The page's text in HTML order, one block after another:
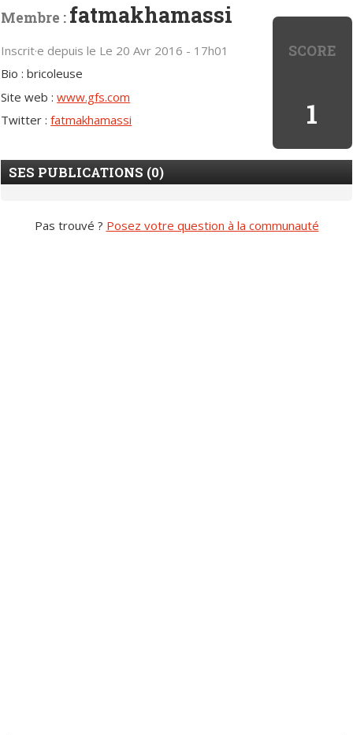
SCORE
1
Membre : fatmakhamassi
Inscrit·e depuis le Le 20 Avr 2016 - 17h01
Bio : bricoleuse
Site web :www.gfs.com
Twitter :fatmakhamassi
SES PUBLICATIONS (0)
Pas trouvé ? Posez votre question à la communauté